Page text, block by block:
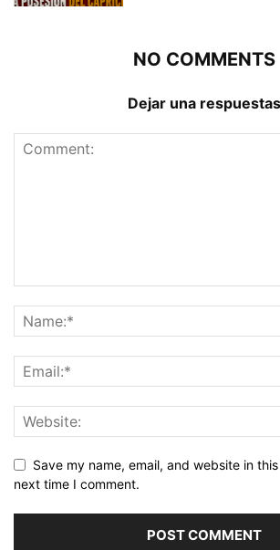
NO COMMENTS
Dejar una respuestas
Save my name, email, and website in
next time I comment.